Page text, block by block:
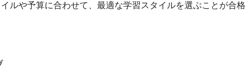
ルや予算に合わせて、最適な学習スタイルを選ぶことが合格